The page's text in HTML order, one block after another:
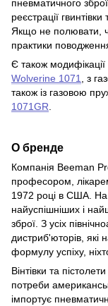
пневматичного
реєстрації
Якщо не полювати,
практики
Є також
Wolverine 1071, з
також із газовою
1071GR.
О бренде
Компанія Beeman
професором,
1972 році в США. На
найуспішніших і
зброї. З усіх
дистриб'юторів, які
формулу успіху,
Вінтівки та
потреби
імпортує